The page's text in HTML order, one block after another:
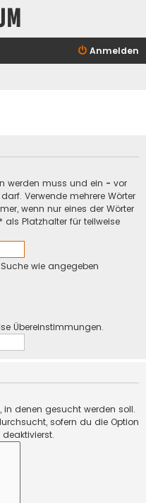
Anmelden
werden muss und ein - vor
Verwende mehrere Wörter
wenn nur eines der Wörter
Platzhalter für teilweise
wie angegeben
Übereinstimmungen.
in denen gesucht werden soll.
sofern du die Option